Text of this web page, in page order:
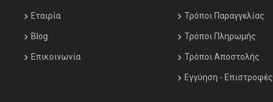
Εταιρία
Blog
Επικοινωνία
Τρόποι Παραγγελίας
Τρόποι Πληρωμής
Τρόποι Αποστολής
Εγγύηση - Επιστροφές